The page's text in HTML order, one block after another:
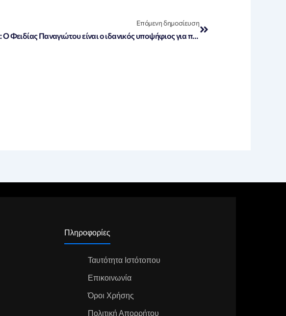
Επόμενη δημοσίευση
«Έλον Μασκ: Ο Φειδίας Παναγιώτου είναι ο ιδανικός υποψήφιος για πρόεδρος της Ευρωπαϊκής Ένωσης! (Βίντεο)»
Πληροφορίες
Ταυτότητα Ιστότοπου
Επικοινωνία
Όροι Χρήσης
Πολιτική Απορρήτου